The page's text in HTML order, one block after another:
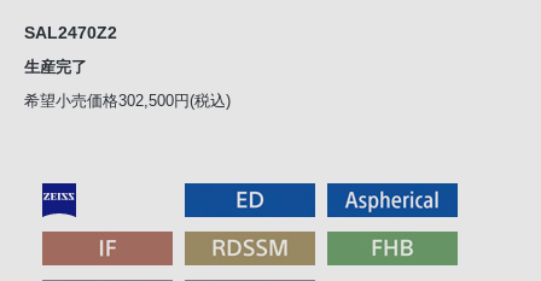
SAL2470Z2
生産完了
希望小売価格302,500円(税込)